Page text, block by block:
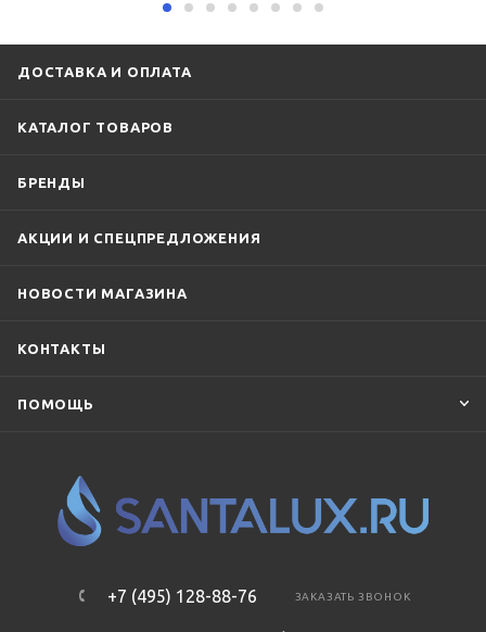
ДОСТАВКА И ОПЛАТА
КАТАЛОГ ТОВАРОВ
БРЕНДЫ
АКЦИИ И СПЕЦПРЕДЛОЖЕНИЯ
НОВОСТИ МАГАЗИНА
КОНТАКТЫ
ПОМОЩЬ
+7 (495) 128-88-76 ЗАКАЗАТЬ ЗВОНОК